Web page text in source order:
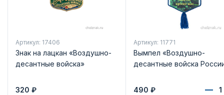
Артикул: 17406
Знак на лацкан «Воздушно-
десантные войска»
320 ₽
Артикул: 11771
Вымпел «Воздушно-
десантные войска
490 ₽